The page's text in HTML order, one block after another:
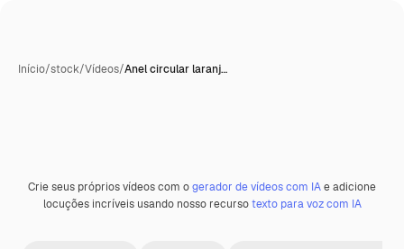
Início/stock/Vídeos/Anel circular laranj…
Premium
Crie seus próprios vídeos com ogerador de vídeos com IAe adicione
locuções incríveis usando nosso recursotexto para voz com IA